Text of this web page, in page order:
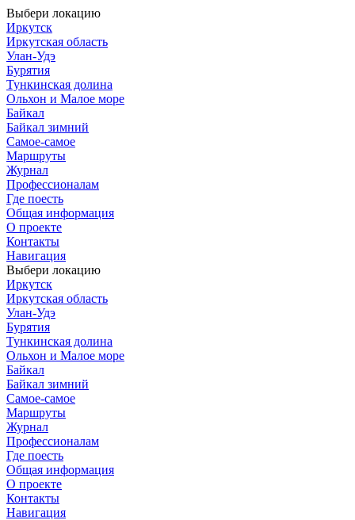
Выбери локацию
Иркутск
Иркутская область
Улан-Удэ
Бурятия
Тункинская долина
Ольхон и Малое море
Байкал
Байкал зимний
Самое-самое
Маршруты
Журнал
Профессионалам
Где поесть
Общая информация
О проекте
Контакты
Навигация
Выбери локацию
Иркутск
Иркутская область
Улан-Удэ
Бурятия
Тункинская долина
Ольхон и Малое море
Байкал
Байкал зимний
Самое-самое
Маршруты
Журнал
Профессионалам
Где поесть
Общая информация
О проекте
Контакты
Навигация